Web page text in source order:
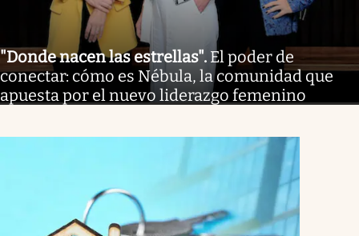
"Donde nacen las estrellas". El poder de
conectar: cómo es Nébula, la comunidad que
apuesta por el nuevo liderazgo femenino